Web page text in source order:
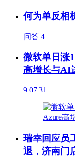
何为单反相
问答 4
微软单日涨
高增长与AI
9 07.31
瑞幸回应员
退，济南门